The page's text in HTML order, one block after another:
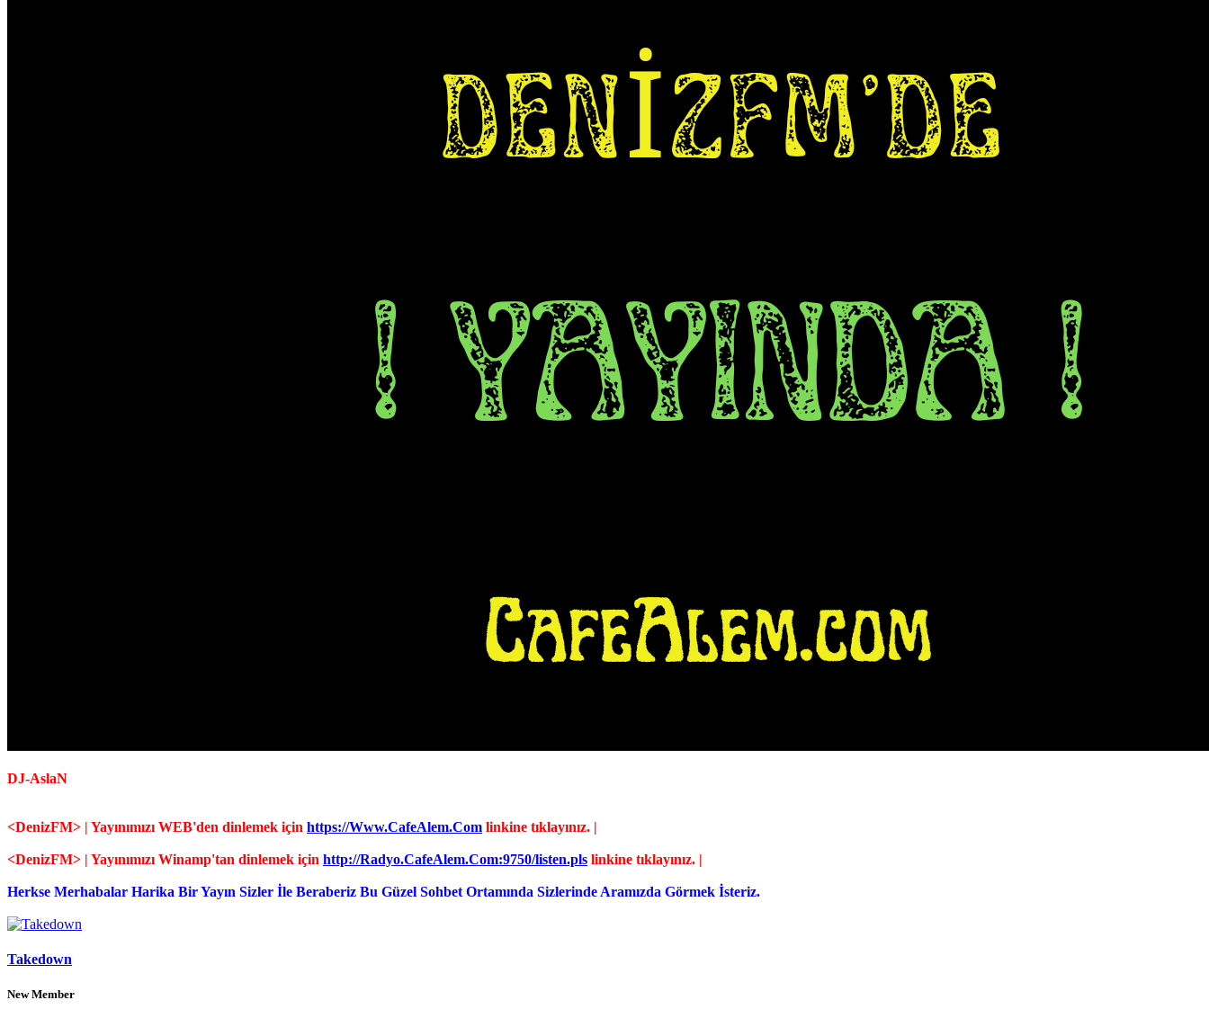
DJ-AslaN
<DenizFM> | Yayınımızı WEB'den dinlemek için https://Www.CafeAlem.Com linkine tıklayınız. |
<DenizFM> | Yayınımızı Winamp'tan dinlemek için http://Radyo.CafeAlem.Com:9750/listen.pls linkine tıklayınız. |
Herkse Merhabalar Harika Bir Yayın Sizler İle Beraberiz Bu Güzel Sohbet Ortamında Sizlerinde Aramızda Görmek İsteriz.
Takedown
New Member